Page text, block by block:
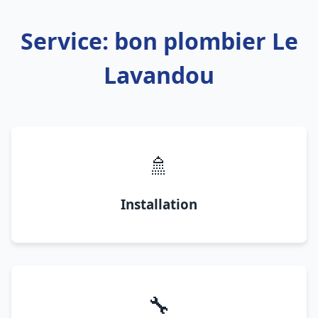
Service: bon plombier Le
Lavandou
🚿
Installation
🔧